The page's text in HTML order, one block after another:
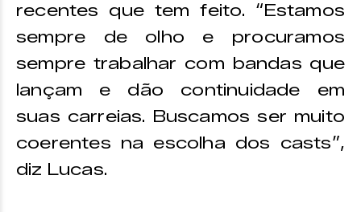
recentes que tem feito. “Estamos
sempre de olho e procuramos
sempre trabalhar com bandas que
lançam e dão continuidade em
suas carreias. Buscamos ser muito
coerentes na escolha dos casts”,
diz Lucas.